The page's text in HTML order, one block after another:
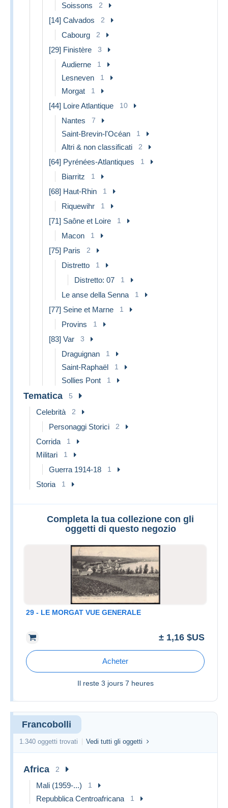
Soissons 2
[14] Calvados 2
Cabourg 2
[29] Finistère 3
Audierne 1
Lesneven 1
Morgat 1
[44] Loire Atlantique 10
Nantes 7
Saint-Brevin-l'Océan 1
Altri & non classificati 2
[64] Pyrénées-Atlantiques 1
Biarritz 1
[68] Haut-Rhin 1
Riquewihr 1
[71] Saône et Loire 1
Macon 1
[75] Paris 2
Distretto 1
Distretto: 07 1
Le anse della Senna 1
[77] Seine et Marne 1
Provins 1
[83] Var 3
Draguignan 1
Saint-Raphaël 1
Sollies Pont 1
Tematica 5
Celebrità 2
Personaggi Storici 2
Corrida 1
Militari 1
Guerra 1914-18 1
Storia 1
Completa la tua collezione con gli
oggetti di questo negozio
29 - LE MORGAT VUE GENERALE
± 1,16 $US
Acheter
Il reste 3 jours 7 heures
Francobolli
1.340 oggetti trovati Vedi tutti gli oggetti
Africa 2
Mali (1959-...) 1
Repubblica Centroafricana 1